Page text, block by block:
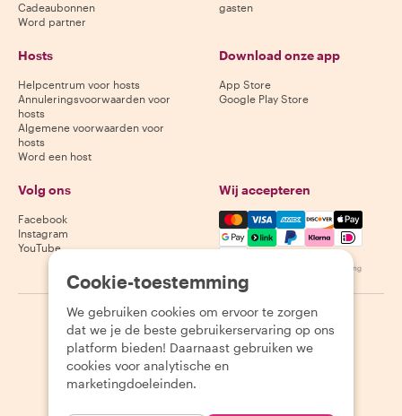
Cadeaubonnen
Word partner
gasten
Hosts
Helpcentrum voor hosts
Annuleringsvoorwaarden voor
hosts
Algemene voorwaarden voor
hosts
Word een host
Download onze app
App Store
Google Play Store
Volg ons
Facebook
Instagram
YouTube
Wij accepteren
Mastercard, Visa, Amex,
Beschikbaarheid varieert per bestemming
2026 Withlocals.com Privacybeleid Cookies
Cookie-toestemming
We gebruiken cookies om ervoor te zorgen
dat we je de beste gebruikerservaring op ons
platform bieden! Daarnaast gebruiken we
cookies voor analytische en
marketingdoeleinden.